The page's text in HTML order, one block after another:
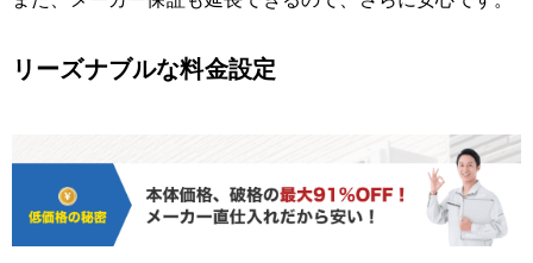
リーズナブルな料金設定